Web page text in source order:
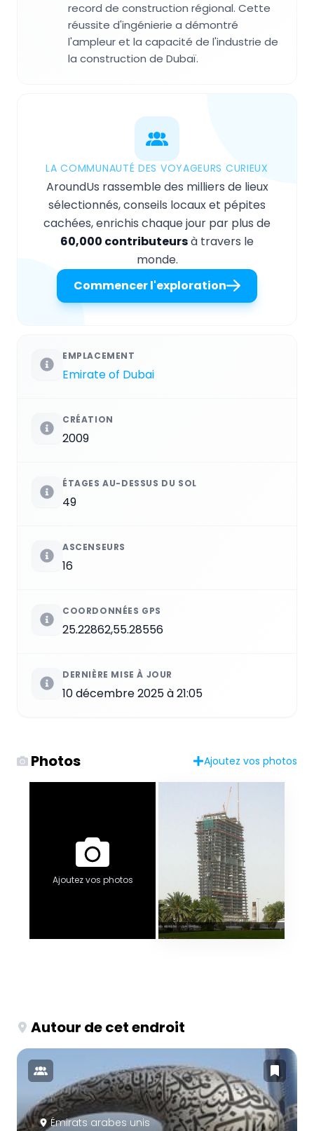
record de construction régional. Cette
réussite d'ingénierie a démontré
l'ampleur et la capacité de l'industrie de
la construction de Dubaï.
LA COMMUNAUTÉ DES VOYAGEURS CURIEUX
AroundUs rassemble des milliers de lieux
sélectionnés, conseils locaux et pépites
cachées, enrichis chaque jour par plus de
60,000 contributeursà travers le
monde.
Commencer l'exploration
EMPLACEMENT
Emirate of Dubai
CRÉATION
2009
ÉTAGES AU-DESSUS DU SOL
49
ASCENSEURS
16
COORDONNÉES GPS
25.22862,55.28556
DERNIÈRE MISE À JOUR
10 décembre 2025 à 21:05
Photos Ajoutez vos photos
Ajoutez vos photos
Autour de cet endroit
Émirats arabes unis